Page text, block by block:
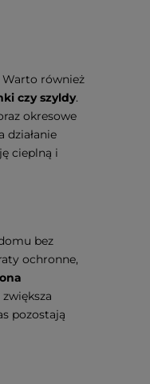
Warto również
czy szyldy.
okresowe
działanie
cieplną i
bez
ochronne,
zwiększa
pozostają